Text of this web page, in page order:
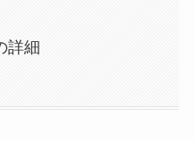
詳細